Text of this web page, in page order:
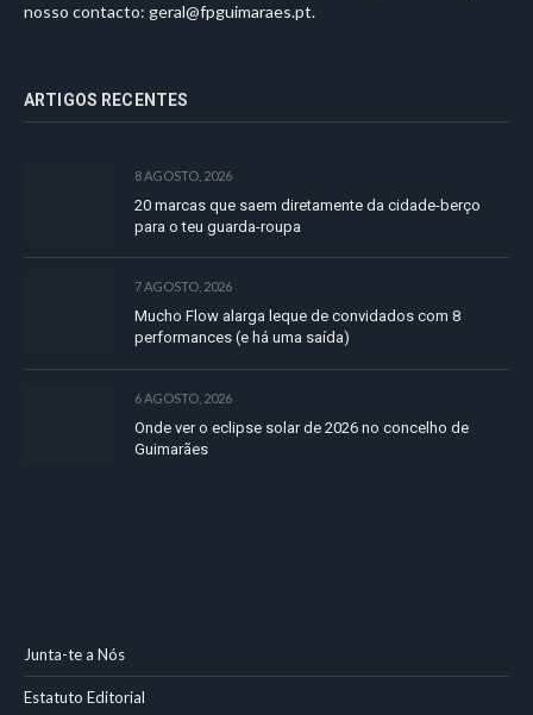
nosso contacto: geral@fpguimaraes.pt.
ARTIGOS RECENTES
8 AGOSTO, 2026
20 marcas que saem diretamente da cidade-berço
para o teu guarda-roupa
7 AGOSTO, 2026
Mucho Flow alarga leque de convidados com 8
performances (e há uma saída)
6 AGOSTO, 2026
Onde ver o eclipse solar de 2026 no concelho de
Guimarães
Junta-te a Nós
Estatuto Editorial